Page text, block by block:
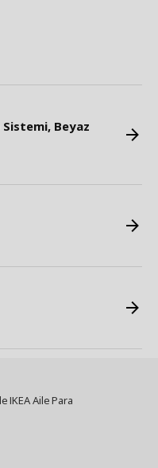
Sistemi, Beyaz
IKEA Aile Para